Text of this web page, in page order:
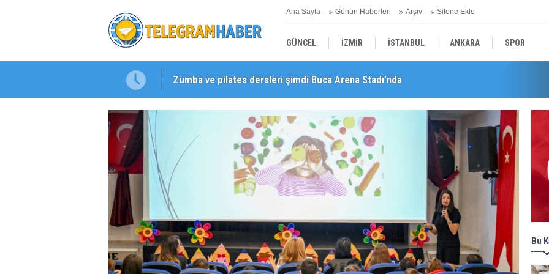
Ana Sayfa Günün Haberleri Arşiv Sitene Ekle
GÜNCEL İZMİR İSTANBUL ANKARA SPOR
YEREL SAĞLIK EKONOMİ
Zumba ve pilates dersleri şimdi Buca Arena Stadı’nda
Bu